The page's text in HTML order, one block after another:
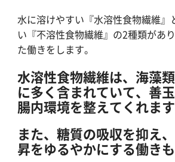
水に溶けやすい『水溶性食物繊維』
い『不溶性食物繊維』の2種類があ
た働きをします。
水溶性食物繊維は、海藻
に多く含まれていて、善
腸内環境を整えてくれます
また、糖質の吸収を抑え
昇をゆるやかにする働きも